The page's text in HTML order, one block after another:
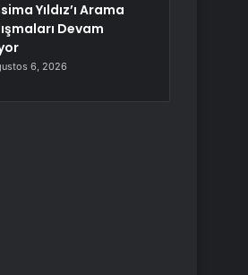
Yıldız’ı Arama
Devam
6, 2026